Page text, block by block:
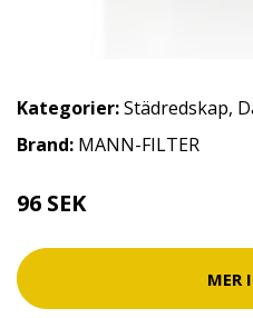
Kategorier:Städredskap,
Brand: MANN-FILTER
96 SEK
MER